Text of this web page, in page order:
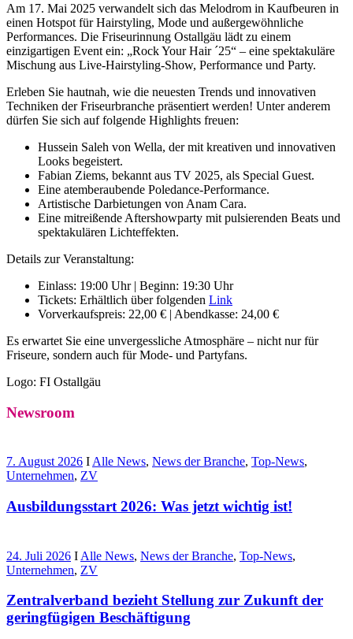
Am 17. Mai 2025 verwandelt sich das Melodrom in Kaufbeuren in
einen Hotspot für Hairstyling, Mode und außergewöhnliche
Performances. Die Friseurinnung Ostallgäu lädt zu einem
einzigartigen Event ein: „Rock Your Hair ´25“ – eine spektakuläre
Mischung aus Live-Hairstyling-Show, Performance und Party.
Erleben Sie hautnah, wie die neuesten Trends und innovativen
Techniken der Friseurbranche präsentiert werden! Unter anderem
dürfen Sie sich auf folgende Highlights freuen:
Hussein Saleh von Wella, der mit kreativen und innovativen
Looks begeistert.
Fabian Ziems, bekannt aus TV 2025, als Special Guest.
Eine atemberaubende Poledance-Performance.
Artistische Darbietungen von Anam Cara.
Eine mitreißende Aftershowparty mit pulsierenden Beats und
spektakulären Lichteffekten.
Details zur Veranstaltung:
Einlass: 19:00 Uhr | Beginn: 19:30 Uhr
Tickets: Erhältlich über folgenden Link
Vorverkaufspreis: 22,00 € | Abendkasse: 24,00 €
Es erwartet Sie eine unvergessliche Atmosphäre – nicht nur für
Friseure, sondern auch für Mode- und Partyfans.
Logo: FI Ostallgäu
Newsroom
7. August 2026 I Alle News, News der Branche, Top-News,
Unternehmen, ZV
Ausbildungsstart 2026: Was jetzt wichtig ist!
24. Juli 2026 I Alle News, News der Branche, Top-News,
Unternehmen, ZV
Zentralverband bezieht Stellung zur Zukunft der
geringfügigen Beschäftigung